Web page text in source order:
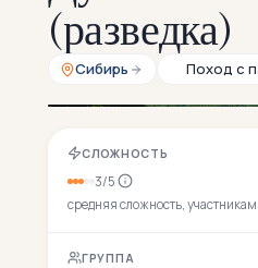
(разведка)
Сибирь Поход с
СЛОЖНОСТЬ
3/5
средняя сложность,
ГРУППА